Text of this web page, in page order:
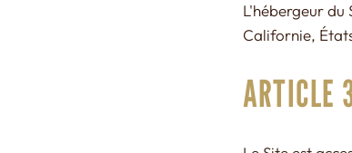
L'hébergeur du
Californie,
ARTICLE